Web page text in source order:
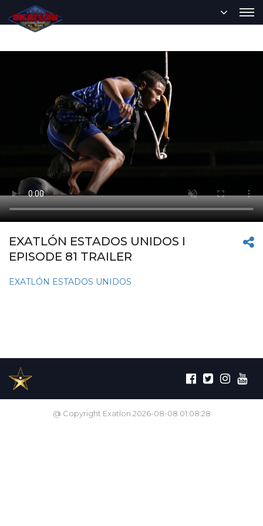
EXATLÓN ESTADOS UNIDOS I
EPISODE 81 TRAILER
EXATLÓN ESTADOS UNIDOS
@ Copyright Exatlon 2026-08-08 01:08:28